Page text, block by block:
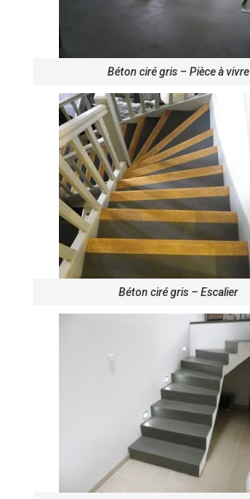
Béton ciré gris – Pièce à vivre
Béton ciré gris – Escalier